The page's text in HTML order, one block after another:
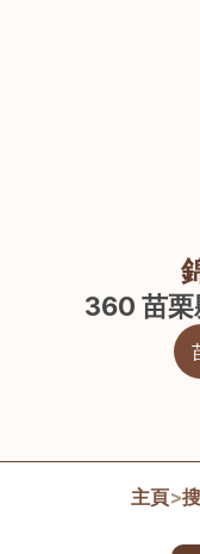
360 苗栗
主頁>